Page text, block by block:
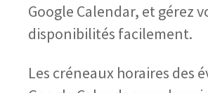
Google Calendar, et gérez
disponibilités facilement.
Les créneaux horaires des